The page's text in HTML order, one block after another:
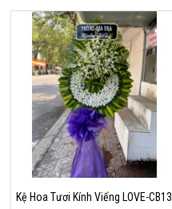
Kệ Hoa Tươi Kính Viếng LOVE-CB13